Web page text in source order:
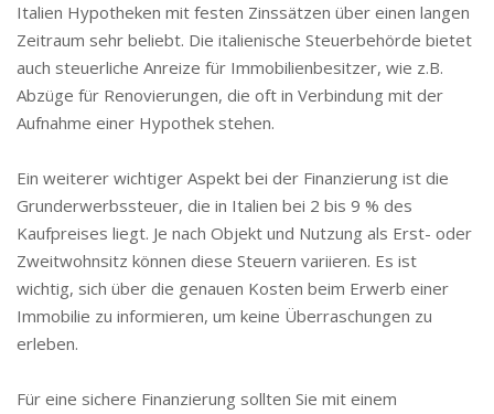
Italien Hypotheken mit festen Zinssätzen über einen langen
Zeitraum sehr beliebt. Die italienische Steuerbehörde bietet
auch steuerliche Anreize für Immobilienbesitzer, wie z.B.
Abzüge für Renovierungen, die oft in Verbindung mit der
Aufnahme einer Hypothek stehen.
Ein weiterer wichtiger Aspekt bei der Finanzierung ist die
Grunderwerbssteuer, die in Italien bei 2 bis 9 % des
Kaufpreises liegt. Je nach Objekt und Nutzung als Erst- oder
Zweitwohnsitz können diese Steuern variieren. Es ist
wichtig, sich über die genauen Kosten beim Erwerb einer
Immobilie zu informieren, um keine Überraschungen zu
erleben.
Für eine sichere Finanzierung sollten Sie mit einem